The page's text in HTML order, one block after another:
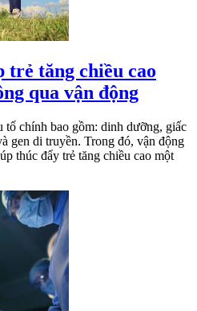
trẻ tăng chiều cao
qua vận động
chính bao gồm: dinh dưỡng, giấc
gen di truyền. Trong đó, vận động
thúc đẩy trẻ tăng chiều cao một